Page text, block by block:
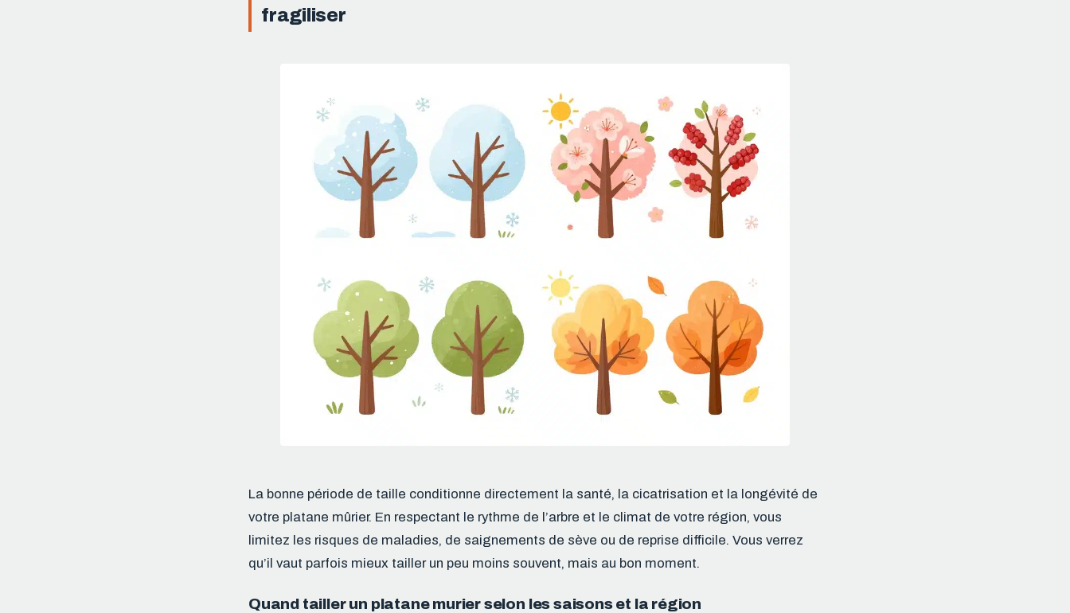
fragiliser
La bonne période de taille conditionne directement la santé, la cicatrisation et la longévité de
votre platane mûrier. En respectant le rythme de l’arbre et le climat de votre région, vous
limitez les risques de maladies, de saignements de sève ou de reprise difficile. Vous verrez
qu’il vaut parfois mieux tailler un peu moins souvent, mais au bon moment.
Quand tailler un platane murier selon les saisons et la région